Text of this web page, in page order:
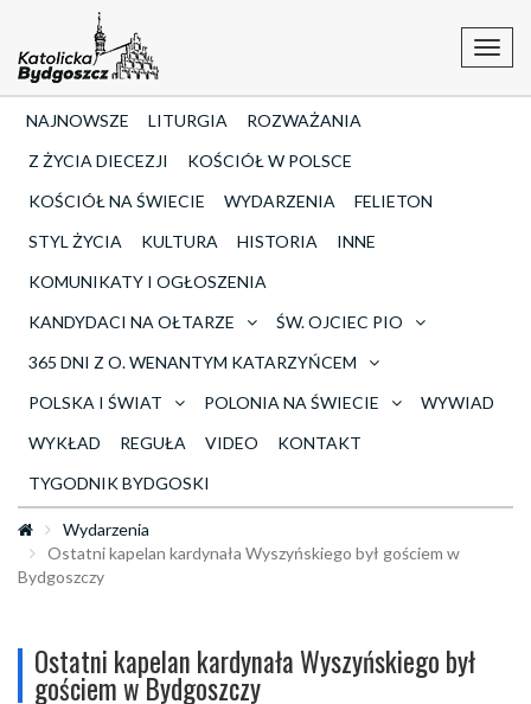
NAJNOWSZE LITURGIA
ROZWAŻANIA
Z ŻYCIA DIECEZJI
KOŚCIÓŁ W POLSCE
KOŚCIÓŁ NA ŚWIECIE
WYDARZENIA
FELIETON
STYL ŻYCIA
KULTURA HISTORIA
INNE
KOMUNIKATY I OGŁOSZENIA
KANDYDACI NA OŁTARZE
ŚW. OJCIEC PIO
365 DNI Z O. WENANTYM KATARZYŃCEM
POLSKA I ŚWIAT
POLONIA NA ŚWIECIE
WYWIAD
WYKŁAD
REGUŁA VIDEO
KONTAKT
TYGODNIK BYDGOSKI
Wydarzenia
Ostatni kapelan kardynała Wyszyńskiego był gościem w
Bydgoszczy
Ostatni kapelan kardynała Wyszyńskiego był
gościem w Bydgoszczy